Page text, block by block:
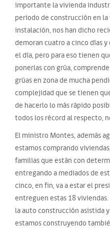
importante la vivienda
periodo de construcción en
instalación, nos han dicho
demoran cuatro a cinco días
el día, pero para eso tienen
ponerlas con grúa,
grúas en zona de mucha
complejidad que se tienen
de hacerlo lo más rápido
todos los récord al respecto,
El ministro Montes, además
estamos comprando
familias que están con
entregando a mediados de
cinco, en fin, va a estar el
entreguen estas 18
la auto construcción asistida
estamos construyendo